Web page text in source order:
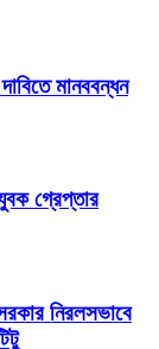
মানববন্ধন
গ্রেপ্তার
নিরলসভাবে